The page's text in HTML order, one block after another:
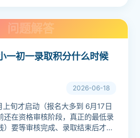
一初一录取积分什么时候
2026-06-18
旬才启动（报名大多到 6月17日
还在资格审核阶段，真正的最低录
）要等审核完成、录取结束后才确